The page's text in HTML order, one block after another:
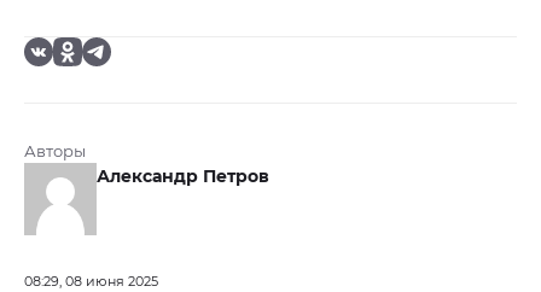
Авторы
Александр Петров
08:29, 08 июня 2025